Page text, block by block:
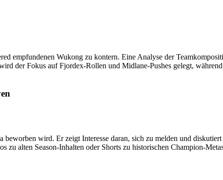
empfundenen Wukong zu kontern. Eine Analyse der
der Fokus auf Fjordex-Rollen und Midlane-Pushes gelegt,
wird. Er zeigt Interesse daran, sich zu melden und
alten Season-Inhalten oder Shorts zu historischen Champion-